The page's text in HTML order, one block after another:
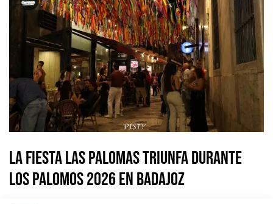
La Fiesta LAS PALOMAS triunfa durante
Los Palomos 2026 en Badajoz